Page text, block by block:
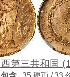
第三共和国